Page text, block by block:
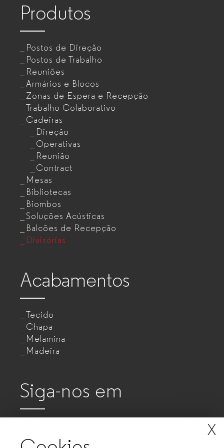
Produtos
Postos de Direção
Postos de Trabalho
Reuniões
Armários e Blocos
Zonas de Espera e Recepção
Trabalho Colaborativo
Cadeiras
Direção
Operativas
Reunião
Contract
Mesas
Bibliotecas
Biombos
Soluções Acústicas
Balcões de Recepção
Divisórias
Acabamentos
Tecido
Chapa
Melamina
Madeira
Siga-nos em
X